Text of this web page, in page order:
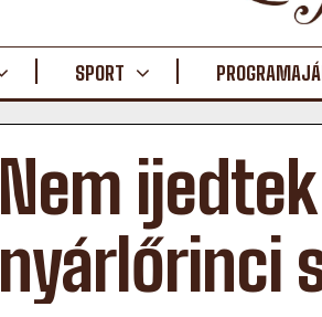
SPORT
Nem
nyárlőrinci